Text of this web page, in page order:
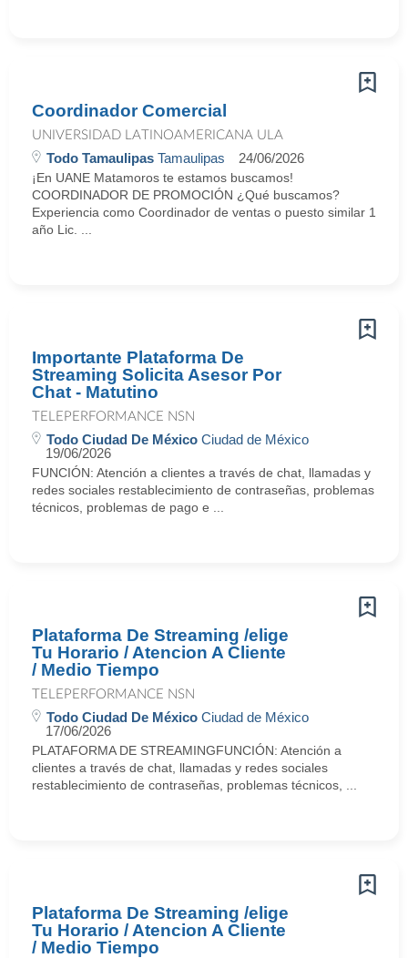
Coordinador Comercial
UNIVERSIDAD LATINOAMERICANA ULA
Todo Tamaulipas Tamaulipas 24/06/2026
¡En UANE Matamoros te estamos buscamos!
COORDINADOR DE PROMOCIÓN ¿Qué buscamos?
Experiencia como Coordinador de ventas o puesto similar 1
año Lic. ...
Importante Plataforma De
Streaming Solicita Asesor Por
Chat - Matutino
TELEPERFORMANCE NSN
Todo Ciudad De México Ciudad de México
19/06/2026
FUNCIÓN: Atención a clientes a través de chat, llamadas y
redes sociales restablecimiento de contraseñas, problemas
técnicos, problemas de pago e ...
Plataforma De Streaming /elige
Tu Horario / Atencion A Cliente
/ Medio Tiempo
TELEPERFORMANCE NSN
Todo Ciudad De México Ciudad de México
17/06/2026
PLATAFORMA DE STREAMINGFUNCIÓN: Atención a
clientes a través de chat, llamadas y redes sociales
restablecimiento de contraseñas, problemas técnicos, ...
Plataforma De Streaming /elige
Tu Horario / Atencion A Cliente
/ Medio Tiempo